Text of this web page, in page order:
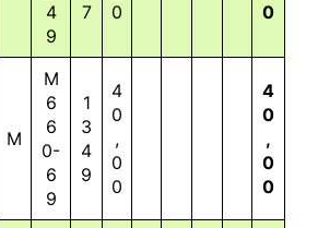
4
9
7
0
0
M
M
6
6
0-
6
9
1
3
4
9
4
0
,
0
0
4
0
,
0
0